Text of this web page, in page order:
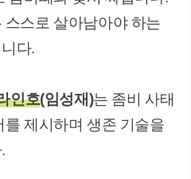
스로 살아남아야 하는
다.
인호(임성재)는 좀비 사태
제시하며 생존 기술을